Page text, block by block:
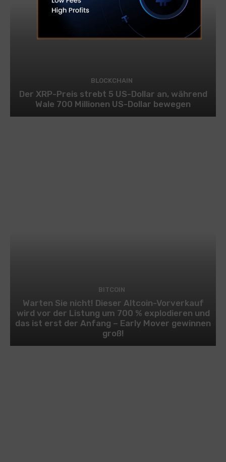
BLOCKCHAIN
Der XRP-Preis strebt 5 US-Dollar an, während
Wale 700 Millionen US-Dollar bewegen
BITCOIN
Warten Sie nicht! Dieser Altcoin-Vorverkauf
wird vor der Listung um 700 % explodieren und
das ist erst der Anfang – Early Mover gewinnen
groß!